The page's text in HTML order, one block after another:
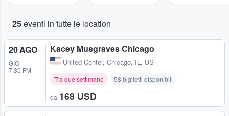
25eventi in tutte le location
20 AGO
GIO
7:30 PM
Kacey Musgraves Chicago
United Center, Chicago, IL, US
Tra due settimane 58 biglietti disponibili
da 168 USD